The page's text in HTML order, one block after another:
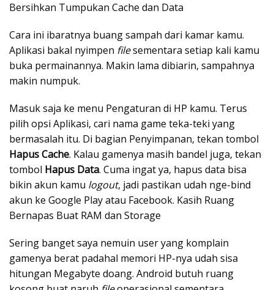
Bersihkan Tumpukan Cache dan Data
Cara ini ibaratnya buang sampah dari kamar kamu.
Aplikasi bakal nyimpen filesementara setiap kali kamu
buka permainannya. Makin lama dibiarin, sampahnya
makin numpuk.
Masuk saja ke menu Pengaturan di HP kamu. Terus
pilih opsi Aplikasi, cari nama game teka-teki yang
bermasalah itu. Di bagian Penyimpanan, tekan tombol
Hapus Cache. Kalau gamenya masih bandel juga, tekan
tombol Hapus Data. Cuma ingat ya, hapus data bisa
bikin akun kamu logout, jadi pastikan udah nge-bind
akun ke Google Play atau Facebook. Kasih Ruang
Bernapas Buat RAM dan Storage
Sering banget saya nemuin user yang komplain
gamenya berat padahal memori HP-nya udah sisa
hitungan Megabyte doang. Android butuh ruang